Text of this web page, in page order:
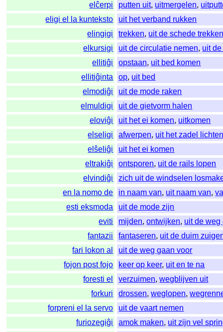
elĉerpi
putten uit, uitmergelen,
eligi el la kunteksto
uit het verband rukken
elingigi
trekken, uit de schede
elkursigi
uit de circulatie nemen, uit
ellitiĝi
opstaan, uit bed komen
ellitiĝinta
op, uit bed
elmodiĝi
uit de mode raken
elmuldigi
uit de gietvorm halen
eloviĝi
uit het ei komen, uitkomen
elseligi
afwerpen, uit het zadel
elŝeliĝi
uit het ei komen
eltrakiĝi
ontsporen, uit de rails lopen
elvindiĝi
zich uit de windselen
en la nomo de
in naam van, uit naam van,
esti eksmoda
uit de mode zijn
eviti
mijden,ontwijken, uit de weg
fantazii
fantaseren, uit de duim
fari lokon al
uit de weg gaan voor
fojon post fojo
keer op keer, uit en te na
foresti el
verzuimen,wegblijven uit
forkuri
drossen,weglopen,
forpreni el la servo
uit de vaart nemen
furiozegiĝi
amok maken, uit zijn vel